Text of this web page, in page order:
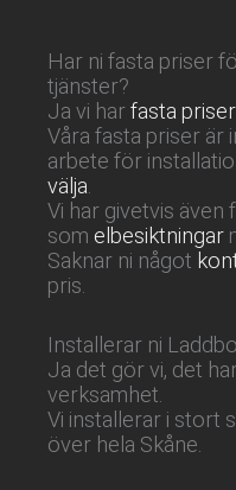
Har ni fasta priser
tjänster?
Ja vi harfasta
Våra fasta priser är
arbete för
välja
Vi har givetvis
som elbesiktningar
Saknar ni något
pris.
Installerar ni
Ja det gör vi, det
verksamhet.
Vi installerar i stort
över hela Skåne.